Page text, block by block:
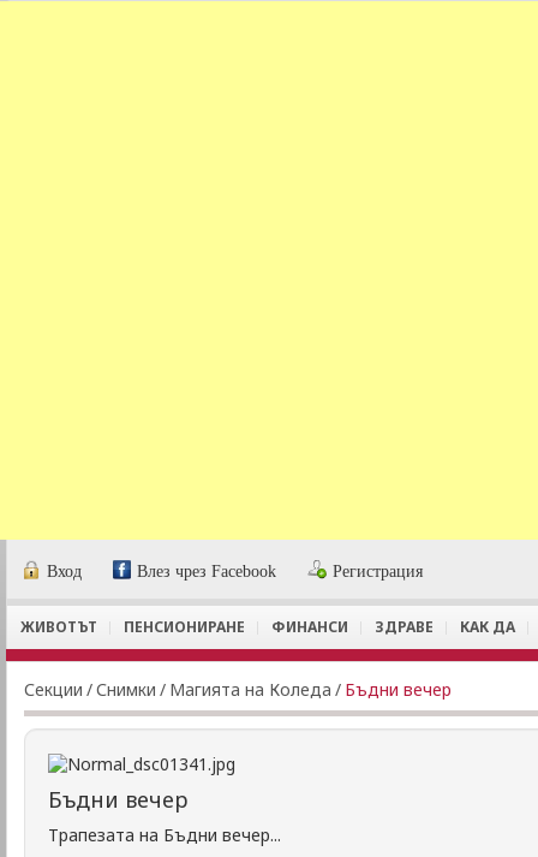
Вход Влез чрез Facebook Регистрация
ЖИВОТЪТ ПЕНСИОНИРАНЕ ФИНАНСИ ЗДРАВЕ КАК ДА
Секции /Снимки / Магията на Коледа / Бъдни вечер
Бъдни вечер
Трапезата на Бъдни вечер...